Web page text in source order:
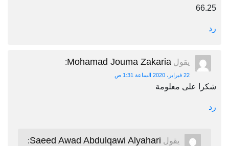
66.25
رد
يقول Mohamad Jouma Zakaria
:
22 فبراير، 2020 الساعة 1:31 ص
شكرا على معلومة
رد
يقول Saeed Awad Abdulqawi Alyahari
: